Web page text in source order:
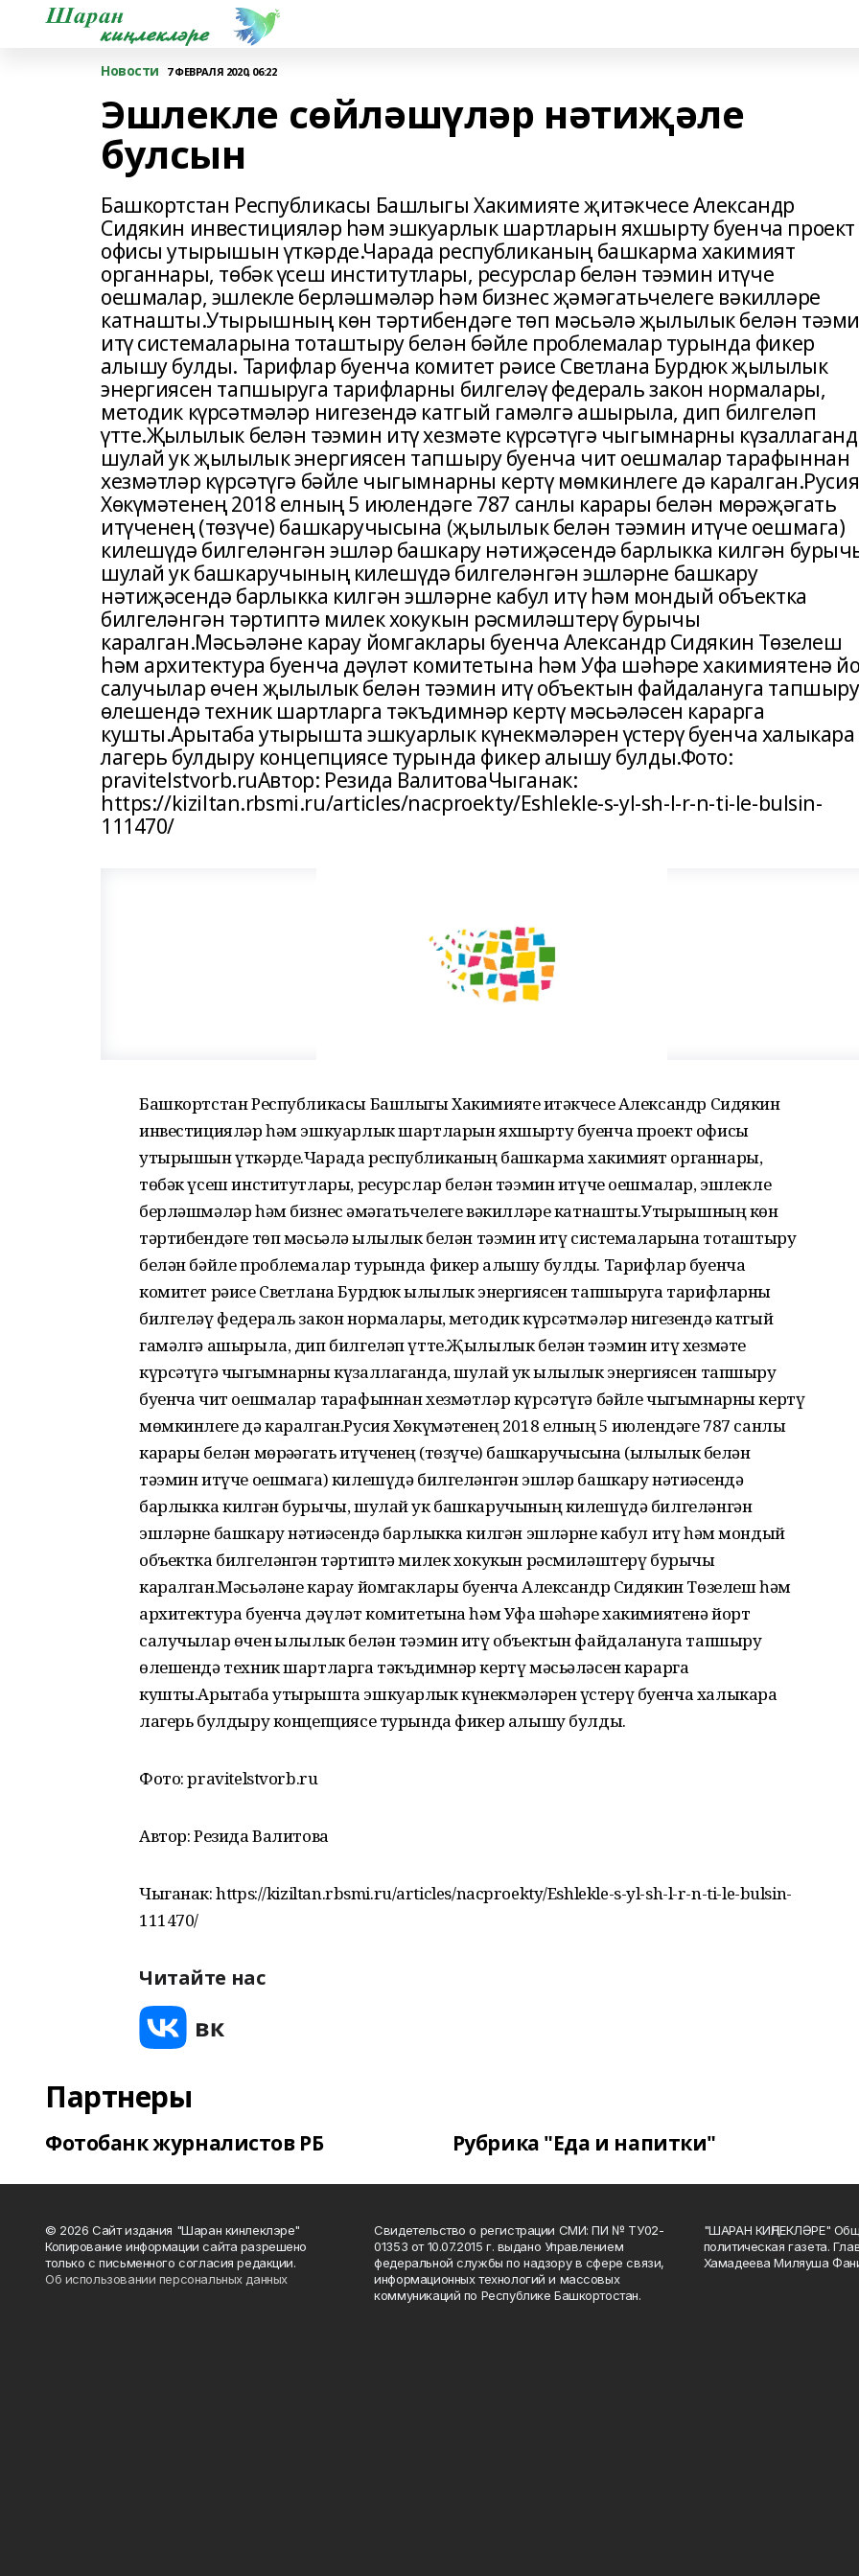
Новости 7 ФЕВРАЛЯ 2020, 06:22
Эшлекле сөйләшүләр нәтиҗәле
булсын
Башкортстан Республикасы Башлыгы Хакимияте җитәкчесе Александр
Сидякин инвестицияләр һәм эшкуарлык шартларын яхшырту буенча проект
офисы утырышын үткәрде.Чарада республиканың башкарма хакимият
органнары, төбәк үсеш институтлары, ресурслар белән тәэмин итүче
оешмалар, эшлекле берләшмәләр һәм бизнес җәмәгатьчелеге вәкилләре
катнашты.Утырышның көн тәртибендәге төп мәсьәлә җылылык белән
итү системаларына тоташтыру белән бәйле проблемалар турында фикер
алышу булды. Тарифлар буенча комитет рәисе Светлана Бурдюк җылылык
энергиясен тапшыруга тарифларны билгеләү федераль закон нормалары,
методик күрсәтмәләр нигезендә катгый гамәлгә ашырыла, дип билгеләп
үтте.Җылылык белән тәэмин итү хезмәте күрсәтүгә чыгымнарны
шулай ук җылылык энергиясен тапшыру буенча чит оешмалар тарафыннан
хезмәтләр күрсәтүгә бәйле чыгымнарны кертү мөмкинлеге дә каралган.Русия
Хөкүмәтенең 2018 елның 5 июлендәге 787 санлы карары белән мөрәҗәгать
итүченең (төзүче) башкаручысына (җылылык белән тәэмин итүче оешмага)
килешүдә билгеләнгән эшләр башкару нәтиҗәсендә барлыкка килгән
шулай ук башкаручының килешүдә билгеләнгән эшләрне башкару
нәтиҗәсендә барлыкка килгән эшләрне кабул итү һәм мондый объектка
билгеләнгән тәртиптә милек хокукын рәсмиләштерү бурычы
каралган.Мәсьәләне карау йомгаклары буенча Александр Сидякин Төзелеш
һәм архитектура буенча дәүләт комитетына һәм Уфа шәһәре хакимиятенә
салучылар өчен җылылык белән тәэмин итү объектын файдалануга тапшыру
өлешендә техник шартларга тәкъдимнәр кертү мәсьәләсен карарга
кушты.Арытаба утырышта эшкуарлык күнекмәләрен үстерү буенча халыкара
лагерь булдыру концепциясе турында фикер алышу булды.Фото:
pravitelstvorb.ruАвтор: Резида ВалитоваЧыганак:
https://kiziltan.rbsmi.ru/articles/nacproekty/Eshlekle-s-yl-sh-l-r-n-ti-le-bulsin-
111470/
Башкортстан Республикасы Башлыгы Хакимияте җитәкчесе Александр Сидякин
инвестицияләр һәм эшкуарлык шартларын яхшырту буенча проект офисы
утырышын үткәрде.Чарада республиканың башкарма хакимият органнары,
төбәк үсеш институтлары, ресурслар белән тәэмин итүче оешмалар, эшлекле
берләшмәләр һәм бизнес җәмәгатьчелеге вәкилләре катнашты.Утырышның көн
тәртибендәге төп мәсьәлә җылылык белән тәэмин итү системаларына тоташтыру
белән бәйле проблемалар турында фикер алышу булды. Тарифлар буенча
комитет рәисе Светлана Бурдюк җылылык энергиясен тапшыруга тарифларны
билгеләү федераль закон нормалары, методик күрсәтмәләр нигезендә катгый
гамәлгә ашырыла, дип билгеләп үтте.Җылылык белән тәэмин итү хезмәте
күрсәтүгә чыгымнарны күзаллаганда, шулай ук җылылык энергиясен тапшыру
буенча чит оешмалар тарафыннан хезмәтләр күрсәтүгә бәйле чыгымнарны кертү
мөмкинлеге дә каралган.Русия Хөкүмәтенең 2018 елның 5 июлендәге 787 санлы
карары белән мөрәҗәгать итүченең (төзүче) башкаручысына (җылылык белән
тәэмин итүче оешмага) килешүдә билгеләнгән эшләр башкару нәтиҗәсендә
барлыкка килгән бурычы, шулай ук башкаручының килешүдә билгеләнгән
эшләрне башкару нәтиҗәсендә барлыкка килгән эшләрне кабул итү һәм мондый
объектка билгеләнгән тәртиптә милек хокукын рәсмиләштерү бурычы
каралган.Мәсьәләне карау йомгаклары буенча Александр Сидякин Төзелеш һәм
архитектура буенча дәүләт комитетына һәм Уфа шәһәре хакимиятенә йорт
салучылар өчен җылылык белән тәэмин итү объектын файдалануга тапшыру
өлешендә техник шартларга тәкъдимнәр кертү мәсьәләсен карарга
кушты.Арытаба утырышта эшкуарлык күнекмәләрен үстерү буенча халыкара
лагерь булдыру концепциясе турында фикер алышу булды.
Фото: pravitelstvorb.ru
Автор: Резида Валитова
Чыганак: https://kiziltan.rbsmi.ru/articles/nacproekty/Eshlekle-s-yl-sh-l-r-n-ti-le-bulsin-
111470/
Читайте нас
Партнеры
Фотобанк журналистов РБ Рубрика "Еда и напитки"
© 2026 Сайт издания "Шаран кинлеклэре"
Копирование информации сайта разрешено
только с письменного согласия редакции.
Об использовании персональных данных
Свидетельство о регистрации СМИ: ПИ № ТУ02-
01353 от 10.07.2015 г. выдано Управлением
федеральной службы по надзору в сфере связи,
информационных технологий и массовых
коммуникаций по Республике Башкортостан.
"ШАРАН КИҢЛЕКЛӘРЕ"
политическая газета.
Хамадеева Миляуша